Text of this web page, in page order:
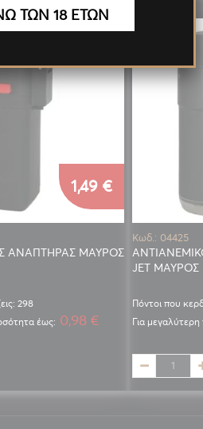
ΑΝΑΠΤΗΡΑΣ ΜΑΥΡΟΣ
298
1,49 €
έως: 0,98 €
Κωδ.: 04425
JET ΜΑΥΡΟΣ
Πόντοι που
Για
ΤΩΝ 18 ΕΤΩΝ